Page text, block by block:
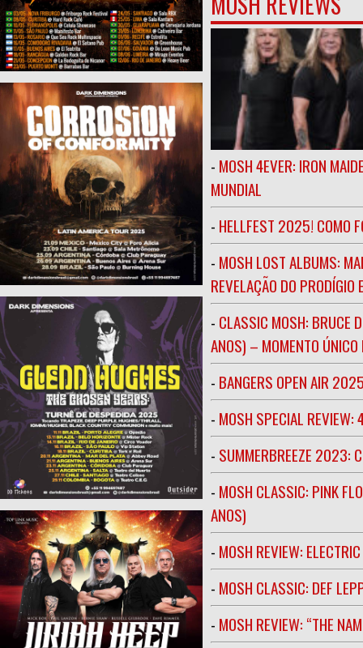
- MOSH 4EVER: IRON
MUNDIAL
- HELLFEST 2025! COMO
- MOSH LOST ALBUMS:
REVELAÇÃO DO
- CLASSIC MOSH: BRUCE
ANOS) – MOMENTO ÚNICO
- BANGERS OPEN AIR
- MOSH SPECIAL REVIEW:
- SUMMERBREEZE 2023:
- MOSH CLASSIC: PINK
ANOS)
- MOSH REVIEW:
- MOSH CLASSIC: DEF
- MOSH REVIEW: “THE